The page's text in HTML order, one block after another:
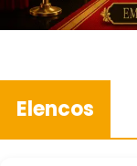
Elencos